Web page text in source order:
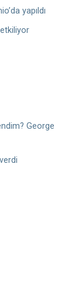
yapıldı
George